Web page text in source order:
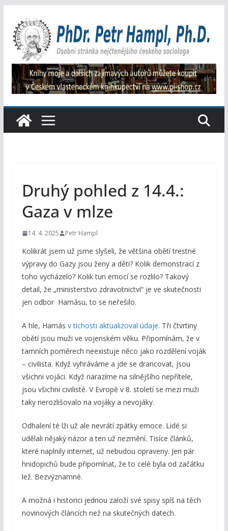
obsah
Druhý pohled z 14.4.:
Gaza v mlze
14. 4. 2025 Petr Hampl
Kolikrát jsem už jsme slyšeli, že většina obětí trestné
výpravy do Gazy jsou ženy a děti? Kolik demonstrací z
toho vycházelo? Kolik tun emocí se rozlilo? Takový
detail, že „ministerstvo zdravotnictví“ je ve skutečnosti
jen odbor Hamásu, to se neřešilo.
A hle, Hamás v tichosti aktualizoval údaje. Tři čtvrtiny
obětí jsou muži ve vojenském věku. Připomínám, že v
tamních poměrech neexistuje něco jako rozdělení voják
– civilista. Když vyhráváme a jde se drancovat, jsou
všichni vojáci. Když narazíme na silnějšího nepřítele,
jsou všichni civilisté. V Evropě v 8. století se mezi muži
taky nerozlišovalo na vojáky a nevojáky.
Odhalení té lži už ale nevrátí zpátky emoce. Lidé si
udělali nějaký názor a ten už nezmění. Tisíce článků,
které naplnily internet, už nebudou opraveny. Jen pár
hnidopichů bude připomínat, že to celé byla od začátku
lež. Bezvýznamné.
A možná i historici jednou založí své spisy spíš na těch
novinových článcích než na skutečných datech.